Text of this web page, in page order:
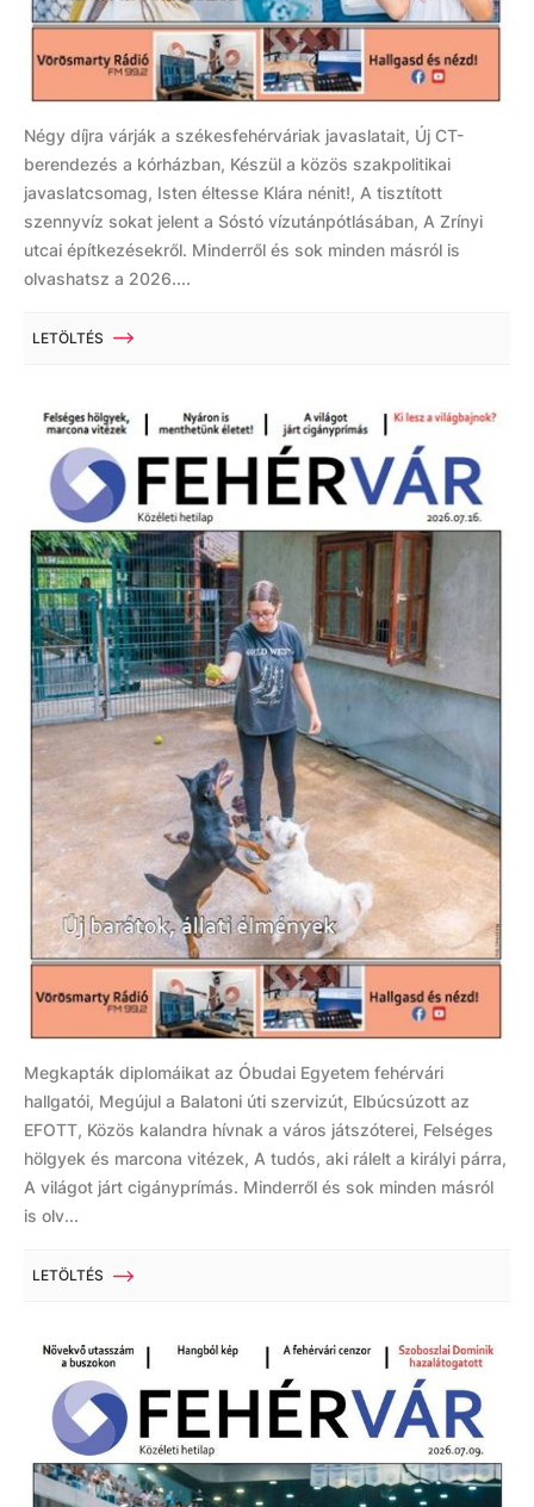
Négy díjra várják a székesfehérváriak javaslatait, Új CT-
berendezés a kórházban, Készül a közös szakpolitikai
javaslatcsomag, Isten éltesse Klára nénit!, A tisztított
szennyvíz sokat jelent a Sóstó vízutánpótlásában, A Zrínyi
utcai építkezésekről. Minderről és sok minden másról is
olvashatsz a 2026....
LETÖLTÉS
Megkapták diplomáikat az Óbudai Egyetem fehérvári
hallgatói, Megújul a Balatoni úti szervizút, Elbúcsúzott az
EFOTT, Közös kalandra hívnak a város játszóterei, Felséges
hölgyek és marcona vitézek, A tudós, aki rálelt a királyi párra,
A világot járt cigányprímás. Minderről és sok minden másról
is olv...
LETÖLTÉS